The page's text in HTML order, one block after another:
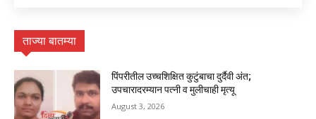
ताज्या बातम्या
पिंपरीतील उच्चशिक्षित कुटुंबाचा दुर्दैवी अंत;
उपचारादरम्यान पत्नी व मुलीचाही मृत्यू
August 3, 2026